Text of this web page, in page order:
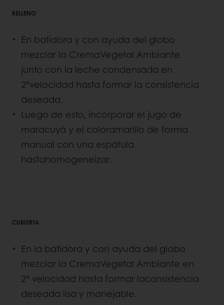
RELLENO
En batidora y con ayuda del globo
mezclar la CremaVegetal Ambiante
junto con la leche condensada en
2°velocidad hasta formar la consistencia
deseada.
Luego de esto, incorporar el jugo de
maracuyá y el coloramarillo de forma
manual con una espátula
hastahomogeneizar.
CUBIERTA
En la batidora y con ayuda del globo
mezclar la CremaVegetal Ambiante en
2° velocidad hasta formar laconsistencia
deseada lisa y manejable.